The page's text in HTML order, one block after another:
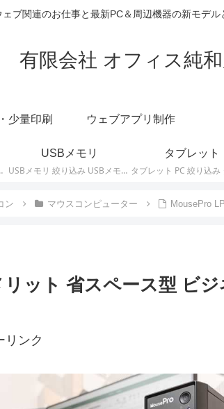
ェブ関連のお仕事と最新PC＆周辺機器の新モデル
有限会社 オフィス純
少量印刷 ウェブアプリ制作
ク・仕様に関する情報。
USBメモリ
USBメモリ 絞り込み USBメモリの最新モデルやスペック・仕様に関する情報。
タブレット
ン マウスコンピューター MousePro
ット 省スペース型 ビジ
リンク